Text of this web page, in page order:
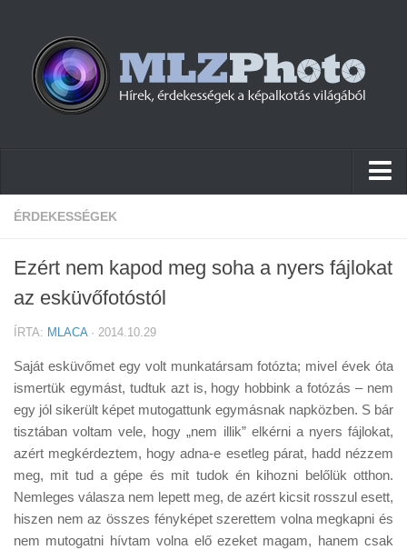
Hírek
Cikkek
Tudástár
Tanácsok
Érdekességek
Helyszíni Riport
E-BB
ÉRDEKESSÉGEK
Ezért nem kapod meg soha a nyers fájlokat
az esküvőfotóstól
ÍRTA: MLACA· 2014.10.29
Saját esküvőmet egy volt munkatársam fotózta; mivel évek óta
ismertük egymást, tudtuk azt is, hogy hobbink a fotózás – nem
egy jól sikerült képet mutogattunk egymásnak napközben. S bár
tisztában voltam vele, hogy „nem illik” elkérni a nyers fájlokat,
azért megkérdeztem, hogy adna-e esetleg párat, hadd nézzem
meg, mit tud a gépe és mit tudok én kihozni belőlük otthon.
Nemleges válasza nem lepett meg, de azért kicsit rosszul esett,
hiszen nem az összes fényképet szerettem volna megkapni és
nem mutogatni hívtam volna elő ezeket magam, hanem csak